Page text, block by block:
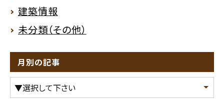
建築情報
未分類（その他）
月別の記事